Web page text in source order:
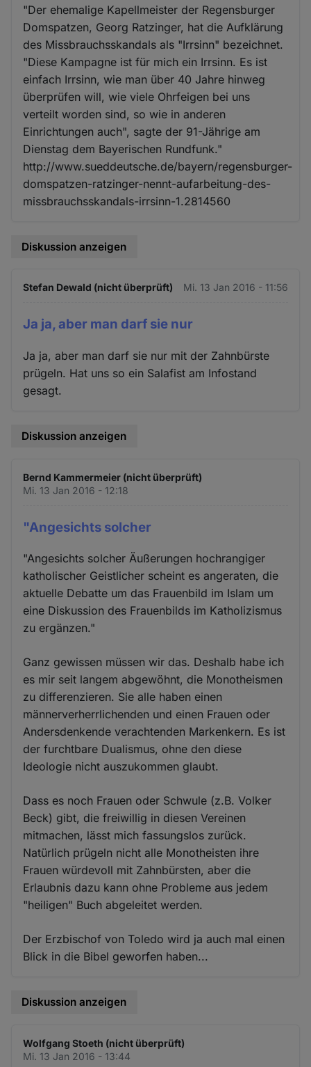
"Der ehemalige Kapellmeister der Regensburger
Domspatzen, Georg Ratzinger, hat die Aufklärung
des Missbrauchsskandals als "Irrsinn" bezeichnet.
"Diese Kampagne ist für mich ein Irrsinn. Es ist
einfach Irrsinn, wie man über 40 Jahre hinweg
überprüfen will, wie viele Ohrfeigen bei uns
verteilt worden sind, so wie in anderen
Einrichtungen auch", sagte der 91-Jährige am
Dienstag dem Bayerischen Rundfunk."
http://www.sueddeutsche.de/bayern/regensburger-
domspatzen-ratzinger-nennt-aufarbeitung-des-
missbrauchsskandals-irrsinn-1.2814560
Diskussion anzeigen
Stefan Dewald (nicht überprüft) Mi. 13 Jan 2016 - 11:56
Ja ja, aber man darf sie nur
Ja ja, aber man darf sie nur mit der Zahnbürste
prügeln. Hat uns so ein Salafist am Infostand
gesagt.
Diskussion anzeigen
Bernd Kammermeier (nicht überprüft)
Mi. 13 Jan 2016 - 12:18
"Angesichts solcher
"Angesichts solcher Äußerungen hochrangiger
katholischer Geistlicher scheint es angeraten, die
aktuelle Debatte um das Frauenbild im Islam um
eine Diskussion des Frauenbilds im Katholizismus
zu ergänzen."
Ganz gewissen müssen wir das. Deshalb habe ich
es mir seit langem abgewöhnt, die Monotheismen
zu differenzieren. Sie alle haben einen
männerverherrlichenden und einen Frauen oder
Andersdenkende verachtenden Markenkern. Es ist
der furchtbare Dualismus, ohne den diese
Ideologie nicht auszukommen glaubt.
Dass es noch Frauen oder Schwule (z.B. Volker
Beck) gibt, die freiwillig in diesen Vereinen
mitmachen, lässt mich fassungslos zurück.
Natürlich prügeln nicht alle Monotheisten ihre
Frauen würdevoll mit Zahnbürsten, aber die
Erlaubnis dazu kann ohne Probleme aus jedem
"heiligen" Buch abgeleitet werden.
Der Erzbischof von Toledo wird ja auch mal einen
Blick in die Bibel geworfen haben...
Diskussion anzeigen
Wolfgang Stoeth (nicht überprüft)
Mi. 13 Jan 2016 - 13:44